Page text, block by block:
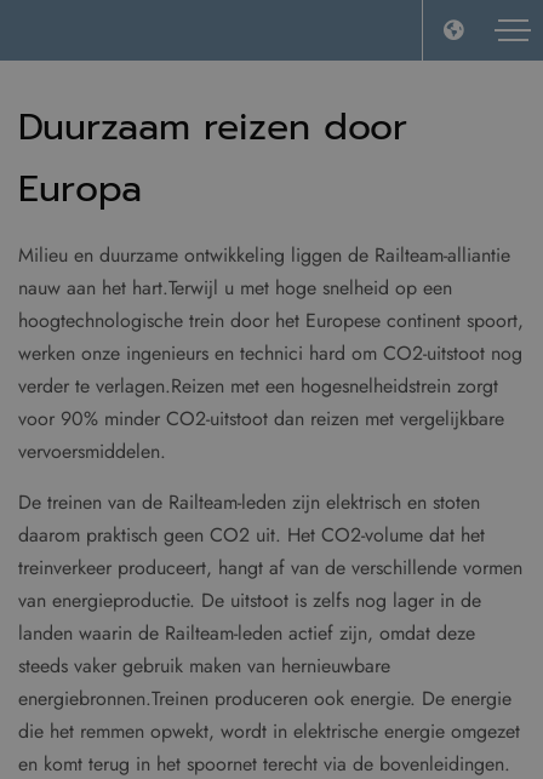
Duurzaam reizen door
Europa
Milieu en duurzame ontwikkeling liggen de Railteam-alliantie
nauw aan het hart.Terwijl u met hoge snelheid op een
hoogtechnologische trein door het Europese continent spoort,
werken onze ingenieurs en technici hard om CO2-uitstoot nog
verder te verlagen.Reizen met een hogesnelheidstrein zorgt
voor 90% minder CO2-uitstoot dan reizen met vergelijkbare
vervoersmiddelen.
De treinen van de Railteam-leden zijn elektrisch en stoten
daarom praktisch geen CO2 uit. Het CO2-volume dat het
treinverkeer produceert, hangt af van de verschillende vormen
van energieproductie. De uitstoot is zelfs nog lager in de
landen waarin de Railteam-leden actief zijn, omdat deze
steeds vaker gebruik maken van hernieuwbare
energiebronnen.Treinen produceren ook energie. De energie
die het remmen opwekt, wordt in elektrische energie omgezet
en komt terug in het spoornet terecht via de bovenleidingen.